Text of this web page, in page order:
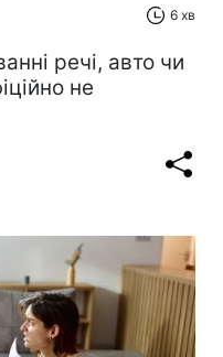
6 хв
речі, авто чи
не